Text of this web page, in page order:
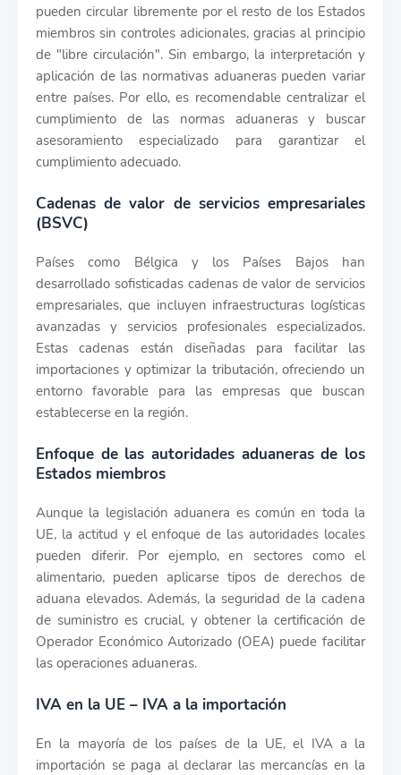
pueden circular libremente por el resto de los Estados
miembros sin controles adicionales, gracias al principio
de "libre circulación". Sin embargo, la interpretación y
aplicación de las normativas aduaneras pueden variar
entre países. Por ello, es recomendable centralizar el
cumplimiento de las normas aduaneras y buscar
asesoramiento especializado para garantizar el
cumplimiento adecuado.
Cadenas de valor de servicios empresariales
(BSVC)
Países como Bélgica y los Países Bajos han
desarrollado sofisticadas cadenas de valor de servicios
empresariales, que incluyen infraestructuras logísticas
avanzadas y servicios profesionales especializados.
Estas cadenas están diseñadas para facilitar las
importaciones y optimizar la tributación, ofreciendo un
entorno favorable para las empresas que buscan
establecerse en la región.
Enfoque de las autoridades aduaneras de los
Estados miembros
Aunque la legislación aduanera es común en toda la
UE, la actitud y el enfoque de las autoridades locales
pueden diferir. Por ejemplo, en sectores como el
alimentario, pueden aplicarse tipos de derechos de
aduana elevados. Además, la seguridad de la cadena
de suministro es crucial, y obtener la certificación de
Operador Económico Autorizado (OEA) puede facilitar
las operaciones aduaneras.
IVA en la UE – IVA a la importación
En la mayoría de los países de la UE, el IVA a la
importación se paga al declarar las mercancías en la